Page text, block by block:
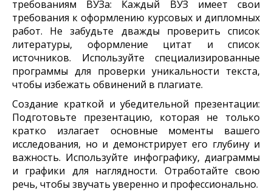
требованиям ВУЗа: Каждый ВУЗ имеет свои
требования к оформлению курсовых и дипломных
работ. Не забудьте дважды проверить список
литературы, оформление цитат и список
источников. Используйте специализированные
программы для проверки уникальности текста,
чтобы избежать обвинений в плагиате.
Создание краткой и убедительной презентации:
Подготовьте презентацию, которая не только
кратко излагает основные моменты вашего
исследования, но и демонстрирует его глубину и
важность. Используйте инфографику, диаграммы
и графики для наглядности. Отработайте свою
речь, чтобы звучать уверенно и профессионально.